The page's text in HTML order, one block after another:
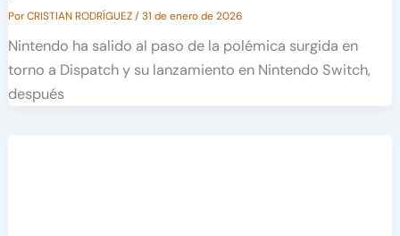
PorCRISTIAN RODRÍGUEZ/31 de enero de 2026
Nintendo ha salido al paso de la polémica surgida en
torno a Dispatch y su lanzamiento en Nintendo Switch,
después